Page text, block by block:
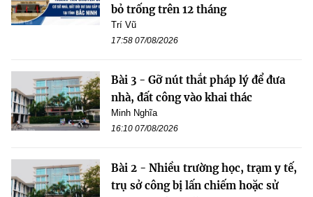
bỏ trống trên 12 tháng
Trí Vũ
17:58 07/08/2026
Bài 3 - Gỡ nút thắt pháp lý để đưa
nhà, đất công vào khai thác
Minh Nghĩa
16:10 07/08/2026
Bài 2 - Nhiều trường học, trạm y tế,
trụ sở công bị lấn chiếm hoặc sử